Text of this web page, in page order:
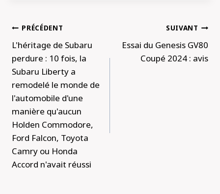
Navigation
de
l’article
PRÉCÉDENT
L'héritage de Subaru
perdure : 10 fois, la
Subaru Liberty a
remodelé le monde de
l'automobile d'une
manière qu'aucun
Holden Commodore,
Ford Falcon, Toyota
Camry ou Honda
Accord n'avait réussi
SUIVANT
Essai du Genesis GV80
Coupé 2024 : avis